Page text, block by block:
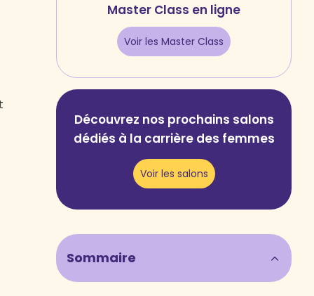
Master Class en ligne
Voir les Master Class
Découvrez nos prochains salons
dédiés à la carrière des femmes
Voir les salons
Sommaire